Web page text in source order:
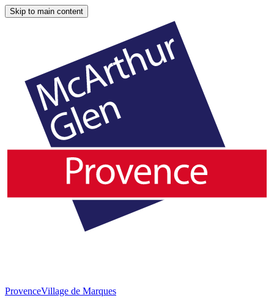
Skip to main content
ProvenceVillage de Marques